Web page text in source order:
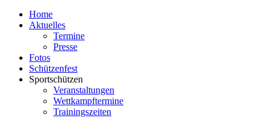
Home
Aktuelles
Termine
Presse
Fotos
Schützenfest
Sportschützen
Veranstaltungen
Wettkampftermine
Trainingszeiten